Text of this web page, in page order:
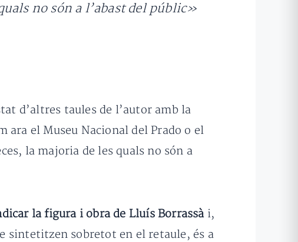
no són a l’abast del públic»
d’altres taules de l’autor amb la
ara el Museu Nacional del Prado o el
la majoria de les quals no són a
la figura i obra de Lluís Borrassài,
sintetitzen sobretot en el retaule, és a